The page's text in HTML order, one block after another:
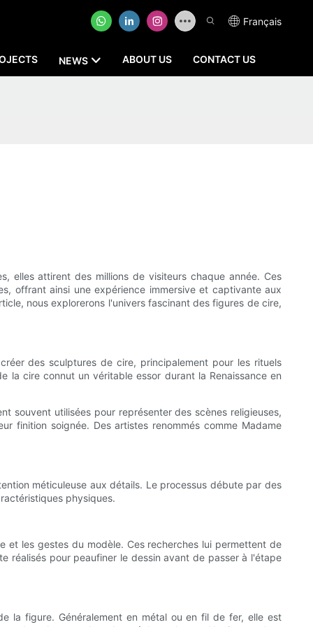
Français
NEWS ABOUT US CONTACT US
elles attirent des millions de visiteurs chaque année. Ces
offrant ainsi une expérience immersive et captivante aux
nous explorerons l'univers fascinant des figures de cire,
des sculptures de cire, principalement pour les rituels
la cire connut un véritable essor durant la Renaissance en
souvent utilisées pour représenter des scènes religieuses,
finition soignée. Des artistes renommés comme Madame
méticuleuse aux détails. Le processus débute par des
physiques.
et les gestes du modèle. Ces recherches lui permettent de
réalisés pour peaufiner le dessin avant de passer à l'étape
la figure. Généralement en métal ou en fil de fer, elle est